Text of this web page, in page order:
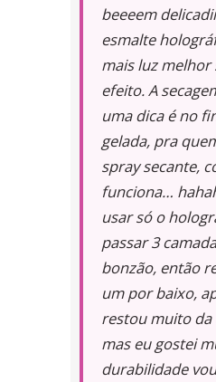
beeeem
esmalte
mais luz melhor
efeito. A
uma dica é no
gelada, pra
spray secante,
funciona…
usar só o
passar 3
bonzão, então
um por baixo,
restou muito da
mas eu gostei
durabilidade